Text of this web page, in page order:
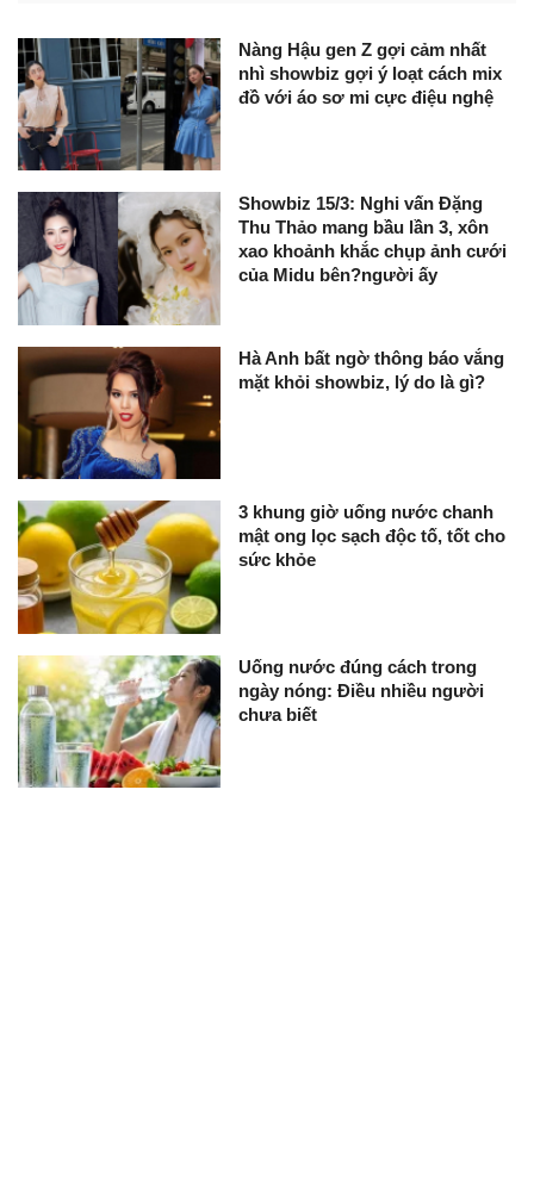
Nàng Hậu gen Z gợi cảm nhất
nhì showbiz gợi ý loạt cách mix
đồ với áo sơ mi cực điệu nghệ
Showbiz 15/3: Nghi vấn Đặng
Thu Thảo mang bầu lần 3, xôn
xao khoảnh khắc chụp ảnh cưới
của Midu bên?người ấy
Hà Anh bất ngờ thông báo vắng
mặt khỏi showbiz, lý do là gì?
3 khung giờ uống nước chanh
mật ong lọc sạch độc tố, tốt cho
sức khỏe
Uống nước đúng cách trong
ngày nóng: Điều nhiều người
chưa biết